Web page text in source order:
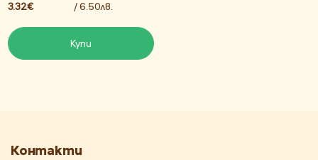
3.32€ / 6.50лв.
Купи
Контакти